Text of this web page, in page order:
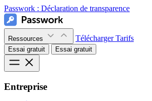
Passwork : Déclaration de transparence
Ressources TéléchargerTarifs
Essai gratuit Essai gratuit
Entreprise